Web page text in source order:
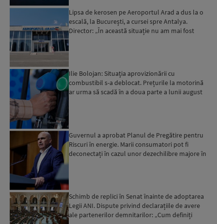
Lipsa de kerosen pe Aeroportul Arad a dus la o
escală, la București, a cursei spre Antalya.
Director: „În această situație nu am mai fost
Ilie Bolojan: Situaţia aprovizionării cu
combustibil s-a deblocat. Prețurile la motorină
ar urma să scadă în a doua parte a lunii august
Guvernul a aprobat Planul de Pregătire pentru
Riscuri în energie. Marii consumatori pot fi
deconectați în cazul unor dezechilibre majore în
Schimb de replici în Senat înainte de adoptarea
Legii ANI. Dispute privind declarațiile de avere
ale partenerilor demnitarilor: „Cum definiți